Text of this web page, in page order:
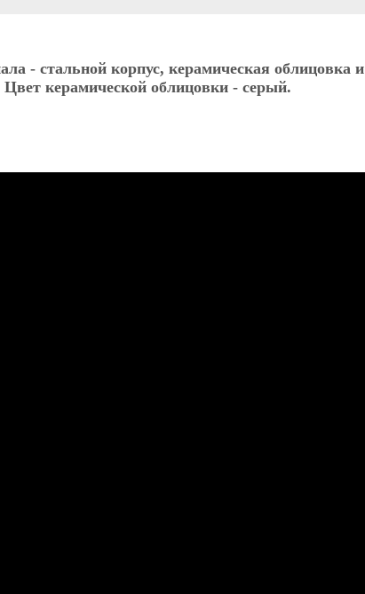
- стальной корпус, керамическая облицовка
керамической облицовки - серый.